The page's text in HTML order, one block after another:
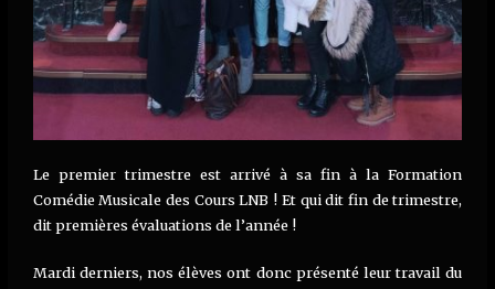
Le premier trimestre est arrivé à sa fin à la Formation
Comédie Musicale des Cours LNB ! Et qui dit fin de trimestre,
dit premières évaluations de l’année !
Mardi derniers, nos élèves ont donc présenté leur travail du